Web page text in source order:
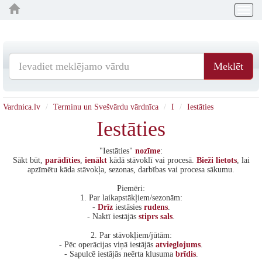
Meklēt
Vardnica.lv Terminu un Svešvārdu vārdnīca I Iestāties
Iestāties
"Iestāties" nozīme:
Sākt būt, parādīties, ienāktkādā stāvoklī vai procesā. Bieži lietots, lai
apzīmētu kāda stāvokļa, sezonas, darbības vai procesa sākumu.
Piemēri:
1. Par laikapstākļiem/sezonām:
- Drīziestāsies rudens.
- Naktī iestājās stiprs sals.
2. Par stāvokļiem/jūtām:
- Pēc operācijas viņā iestājās atvieglojums.
- Sapulcē iestājās neērta klusuma brīdis.